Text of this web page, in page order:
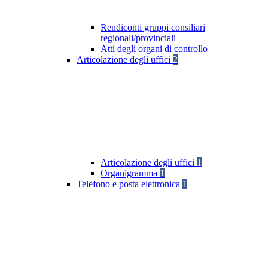
Rendiconti gruppi consiliari
regionali/provinciali
Atti degli organi di controllo
Articolazione degli uffici 2
Articolazione degli uffici 1
Organigramma 1
Telefono e posta elettronica 1